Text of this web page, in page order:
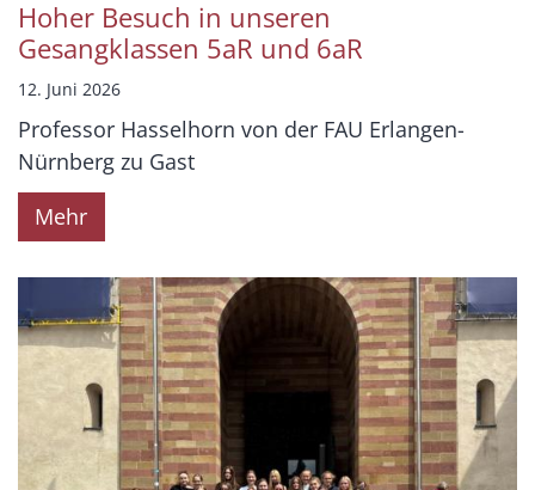
Hoher Besuch in unseren
Gesangklassen 5aR und 6aR
12. Juni 2026
Professor Hasselhorn von der FAU Erlangen-
Nürnberg zu Gast
Mehr